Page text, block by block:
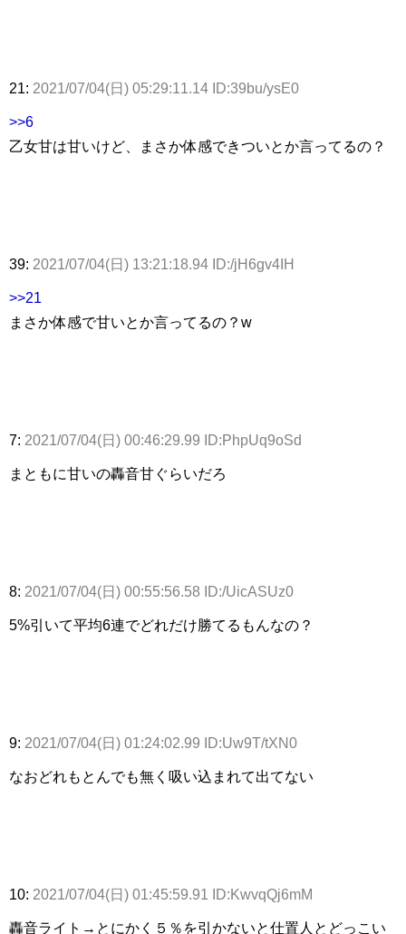
21: 2021/07/04(日) 05:29:11.14 ID:39bu/ysE0
>>6
乙女甘は甘いけど、まさか体感できついとか言ってるの？
39: 2021/07/04(日) 13:21:18.94 ID:/jH6gv4IH
>>21
まさか体感で甘いとか言ってるの？w
7: 2021/07/04(日) 00:46:29.99 ID:PhpUq9oSd
まともに甘いの轟音甘ぐらいだろ
8: 2021/07/04(日) 00:55:56.58 ID:/UicASUz0
5%引いて平均6連でどれだけ勝てるもんなの？
9: 2021/07/04(日) 01:24:02.99 ID:Uw9T/tXN0
なおどれもとんでも無く吸い込まれて出てない
10: 2021/07/04(日) 01:45:59.91 ID:KwvqQj6mM
轟音ライト→とにかく５％を引かないと仕置人とどっこい